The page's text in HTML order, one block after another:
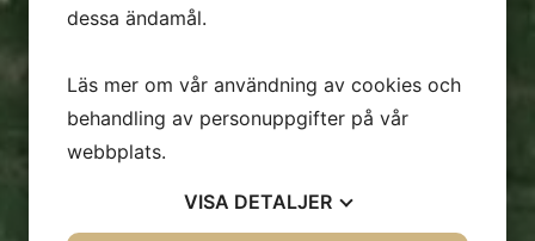
dessa ändamål.
Läs mer om vår användning av cookies och
behandling av personuppgifter på vår
webbplats.
VISA DETALJER